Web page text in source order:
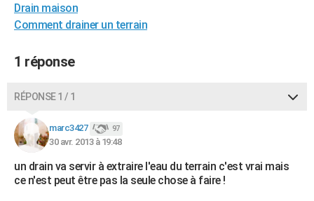
CARTE DE VOEUX
Dictionnaire
Biographies
Citations
Expressions
Proverbes
PROGRAMME TV
COPAINS D'AVANT
S'inscrire
Se connecter
Lycées
Collèges
Primaires
Universités
Entreprises
Service militaire
Avis de recherche
AVIS DE DÉCÈS
Bricolage
Lifestyle
Culture
Sport
Auto
Television
Voyage
Cinema
Drain maison
Comment drainer un terrain
1 réponse
RÉPONSE 1 / 1
marc3427 97
30 avr. 2013 à 19:48
un drain va servir à extraire l'eau du terrain c'est vrai mais
ce n'est peut être pas la seule chose à faire !